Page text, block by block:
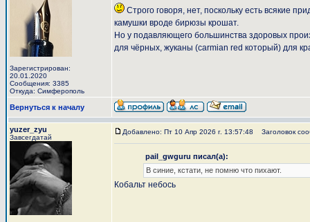
Зарегистрирован:
20.01.2020
Сообщения: 3385
Откуда: Симферополь
Строго говоря, нет, поскольку есть всякие
камушки вроде бирюзы крошат.
Но у подавляющего большинства здоровых
для чёрных, жуканы (carmian red который) для
Вернуться к началу
yuzer_zyu
Завсегдатай
Добавлено: Пт 10 Апр 2026 г. 13:57:48 Заголовок
pail_gwguru писал(а):
В синие, кстати, не помню что пихают.
Кобальт небось